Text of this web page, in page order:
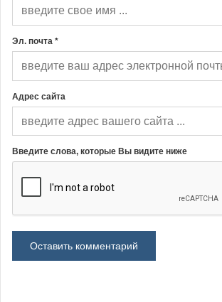
Эл. почта *
Адрес сайта
Введите слова, которые Вы видите ниже